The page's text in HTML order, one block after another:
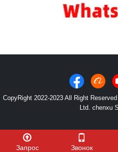
Запрос Звонок
CopyRight 2022-2023 All Right
Ltd. chenxu